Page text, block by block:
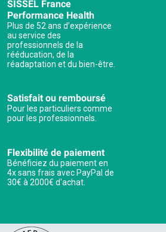
SISSEL France
Performance Health
Plus de 52 ans d’expérience
au service des
professionnels de la
rééducation, de la
réadaptation et du bien-être.
Satisfait ou remboursé
Pour les particuliers comme
pour les professionnels.
Flexibilité de paiement
Bénéficiez du paiement en
4x sans frais avec PayPal de
30€ à 2000€ d'achat.